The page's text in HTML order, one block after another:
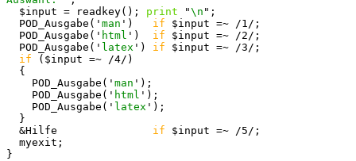
  $input = readkey();
print "\n ";
  POD_Ausgabe('
man ') if $input =~ /1/;
  POD_Ausgabe('
html ') if $input =~ /2/;
  POD_Ausgabe('
latex ') if $input =~ /3/;
if ($input =~ /4/)
  {
    POD_Ausgabe('
man ');
    POD_Ausgabe('
html ');
    POD_Ausgabe('
latex ');
  }
  &Hilfe
if $input =~ /5/;
  myexit;
}